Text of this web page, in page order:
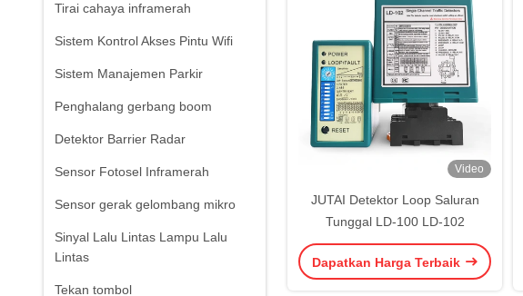
Tirai cahaya inframerah
Sistem Kontrol Akses Pintu Wifi
Sistem Manajemen Parkir
Penghalang gerbang boom
Detektor Barrier Radar
Sensor Fotosel Inframerah
Sensor gerak gelombang mikro
Sinyal Lalu Lintas Lampu Lalu
Lintas
Tekan tombol
Video
JUTAI Detektor Loop Saluran
Tunggal LD-100 LD-102
Dapatkan Harga Terbaik